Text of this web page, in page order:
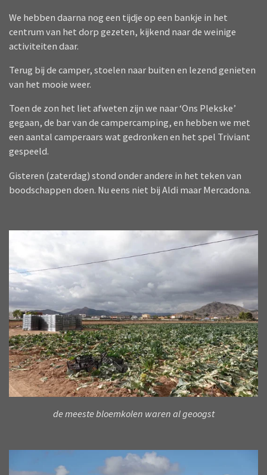
We hebben daarna nog een tijdje op een bankje in het
centrum van het dorp gezeten, kijkend naar de weinige
activiteiten daar.
Terug bij de camper, stoelen naar buiten en lezend genieten
van het mooie weer.
Toen de zon het liet afweten zijn we naar ‘Ons Plekske’
gegaan, de bar van de campercamping, en hebben we met
een aantal camperaars wat gedronken en het spel Triviant
gespeeld.
Gisteren (zaterdag) stond onder andere in het teken van
boodschappen doen. Nu eens niet bij Aldi maar Mercadona.
de meeste bloemkolen waren al geoogst